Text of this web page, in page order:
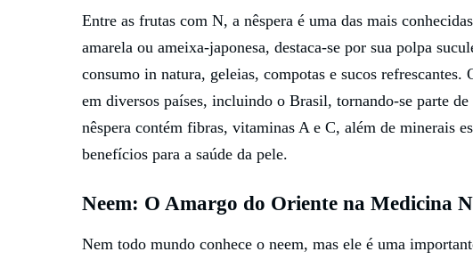
Entre as frutas com N, a nêspera é uma das mais
amarela ou ameixa-japonesa, destaca-se por sua polpa
consumo in natura, geleias, compotas e sucos
em diversos países, incluindo o Brasil, tornando-se parte
nêspera contém fibras, vitaminas A e C, além de minerais
benefícios para a saúde da pele.
Neem: O Amargo do Oriente na Medicina
Nem todo mundo conhece o neem, mas ele é uma